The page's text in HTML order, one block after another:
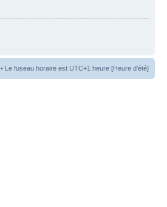
• Le fuseau horaire est UTC+1 heure [Heure d’été]